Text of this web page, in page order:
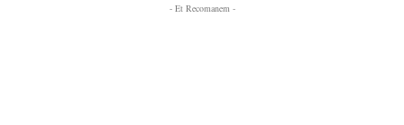
- Et Recomanem -